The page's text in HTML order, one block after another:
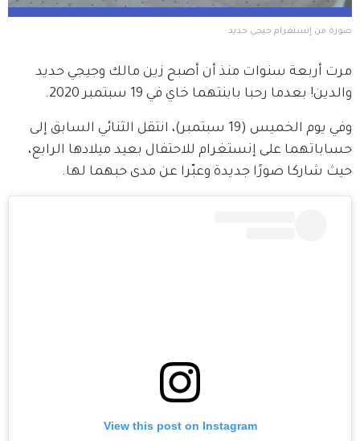
صورة من إنستغرام جيجي حديد
مرت أربعة سنوات منذ أن أصبح زين مالك وجيجي حديد
والدين! بعدما رحبا بابنتهما خاي في 19 سبتمبر 2020.
وفي يوم الخميس (19 سبتمبر)، انتقل الثنائي السابق إلى
حساباتهما على إنستغرام للاحتفال بعيد ميلادها الرابع،
حيث شاركا صورًا جديدة وعبّرا عن مدى حبهما لها.
View this post on Instagram